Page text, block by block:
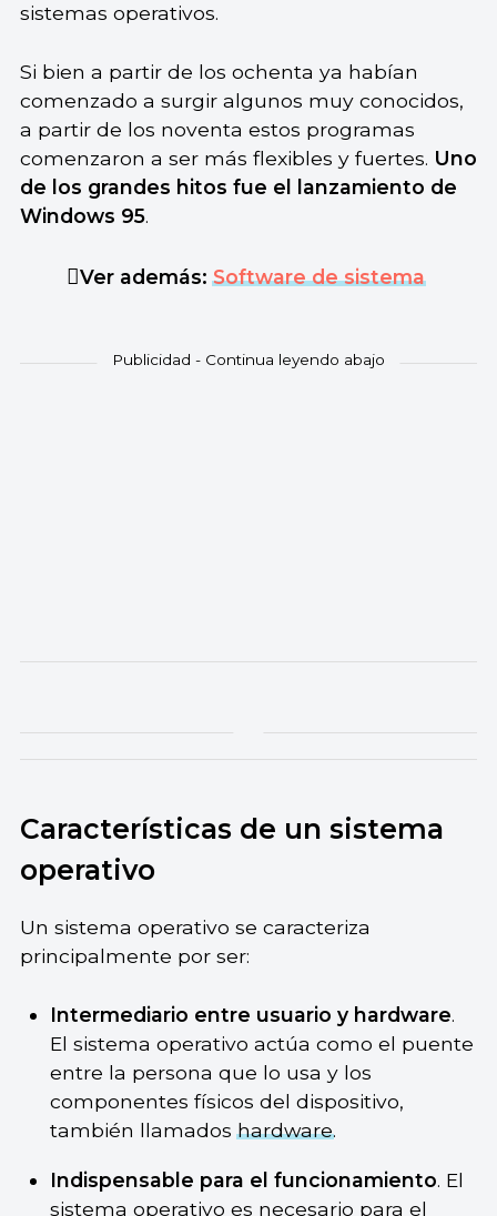
sistemas operativos.
Si bien a partir de los ochenta ya habían
comenzado a surgir algunos muy conocidos,
a partir de los noventa estos programas
comenzaron a ser más flexibles y fuertes. Uno
de los grandes hitos fue el lanzamiento de
Windows 95.
Ver además:Software de sistema
Características de un sistema
operativo
Un sistema operativo se caracteriza
principalmente por ser:
Intermediario entre usuario y hardware.
El sistema operativo actúa como el puente
entre la persona que lo usa y los
componentes físicos del dispositivo,
también llamadoshardware.
Indispensable para el funcionamiento. El
sistema operativo es necesario para el